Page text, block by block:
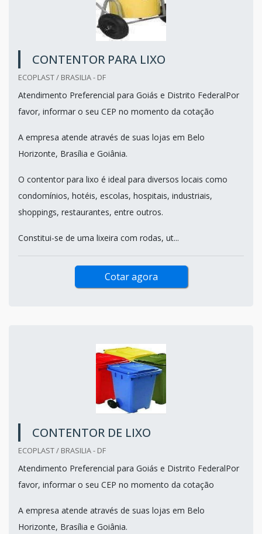
CONTENTOR PARA LIXO
ECOPLAST / BRASILIA - DF
Atendimento Preferencial para Goiás e Distrito FederalPor
favor, informar o seu CEP no momento da cotação
A empresa atende através de suas lojas em Belo
Horizonte, Brasília e Goiânia.
O contentor para lixo é ideal para diversos locais como
condomínios, hotéis, escolas, hospitais, industriais,
shoppings, restaurantes, entre outros.
Constitui-se de uma lixeira com rodas, ut...
Cotar agora
CONTENTOR DE LIXO
ECOPLAST / BRASILIA - DF
Atendimento Preferencial para Goiás e Distrito FederalPor
favor, informar o seu CEP no momento da cotação
A empresa atende através de suas lojas em Belo
Horizonte, Brasília e Goiânia.